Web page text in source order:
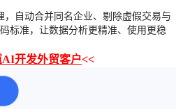
自动合并同名企业、剔除虚假交易与
标准，让数据分析更精准、使用更稳
开发外贸客户<<